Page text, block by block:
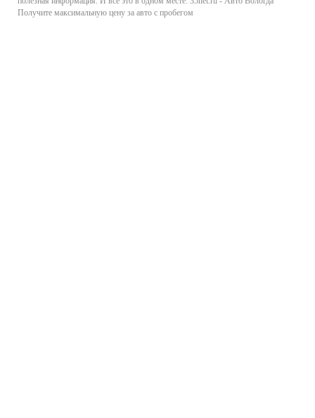
Получите максимальную цену за авто с пробегом